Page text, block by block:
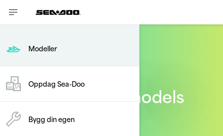
Modeller
Oppdag Sea-Doo
Bygg din egen
2023 Sea-Doo models